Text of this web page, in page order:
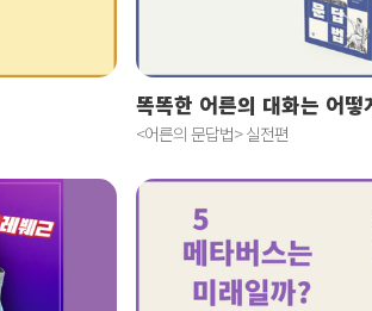
똑똑한 어른의 대화는 어떻
<어른의 문답법> 실전편